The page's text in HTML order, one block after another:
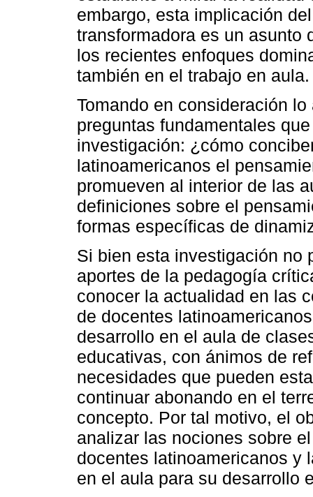
embargo, esta implicación
transformadora es un asunto
los recientes enfoques
también en el trabajo en aula.
Tomando en consideración
preguntas fundamentales
investigación: ¿cómo
latinoamericanos el
promueven al interior de las
definiciones sobre el
formas específicas de
Si bien esta investigación no
aportes de la pedagogía
conocer la actualidad en las
de docentes
desarrollo en el aula de
educativas, con ánimos de
necesidades que pueden
continuar abonando en el
concepto. Por tal motivo, el
analizar las nociones sobre
docentes latinoamericanos y
en el aula para su desarrollo